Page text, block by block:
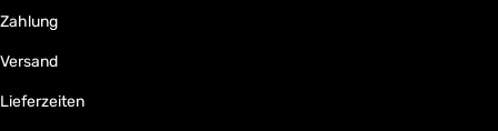
Zahlung
Versand
Lieferzeiten